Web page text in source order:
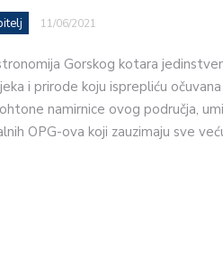
11/06/2021
Gorskog kotara
i prirode koju isprepliću
namirnice ovog područja,
OPG-ova koji zauzimaju sve